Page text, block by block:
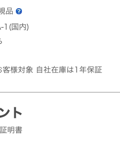
品
1(国内)
客様対象 自社在庫は1年保証
ト
明書